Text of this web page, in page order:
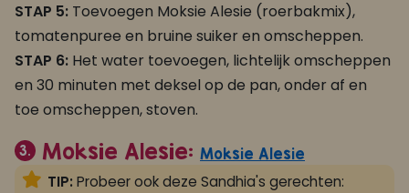
STAP 5: Toevoegen Moksie Alesie (roerbakmix),
tomatenpuree en bruine suiker en omscheppen.
STAP 6: Het water toevoegen, lichtelijk omscheppen
en 30 minuten met deksel op de pan, onder af en
toe omscheppen, stoven.
3. Moksie Alesie: Moksie Alesie
TIP: Probeer ook deze Sandhia's gerechten: